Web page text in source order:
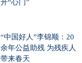
开“心门”
“中国好人”李锦顺：20
余年公益助残 为残疾人
带来春天